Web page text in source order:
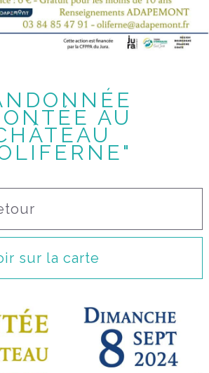
AU
sur la carte